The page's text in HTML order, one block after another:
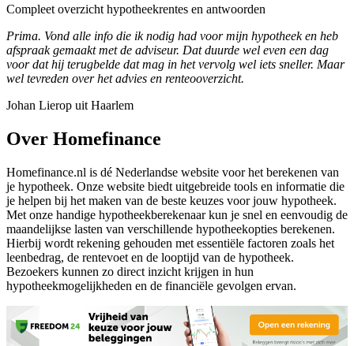
Compleet overzicht hypotheekrentes en antwoorden
Prima. Vond alle info die ik nodig had voor mijn hypotheek en heb
afspraak gemaakt met de adviseur. Dat duurde wel even een dag
voor dat hij terugbelde dat mag in het vervolg wel iets sneller. Maar
wel tevreden over het advies en renteooverzicht.
Johan Lierop uit Haarlem
Over Homefinance
Homefinance.nl is dé Nederlandse website voor het berekenen van
je hypotheek. Onze website biedt uitgebreide tools en informatie die
je helpen bij het maken van de beste keuzes voor jouw hypotheek.
Met onze handige hypotheekberekenaar kun je snel en eenvoudig de
maandelijkse lasten van verschillende hypotheekopties berekenen.
Hierbij wordt rekening gehouden met essentiële factoren zoals het
leenbedrag, de rentevoet en de looptijd van de hypotheek.
Bezoekers kunnen zo direct inzicht krijgen in hun
hypotheekmogelijkheden en de financiële gevolgen ervan.